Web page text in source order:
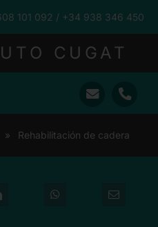
101 092 / +34 938 346 450
CUGAT
» Rehabilitación de cadera